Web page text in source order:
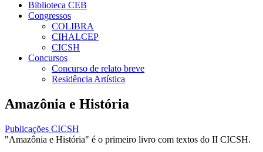
Biblioteca CEB
Congressos
COLIBRA
CIHALCEP
CICSH
Concursos
Concurso de relato breve
Residência Artística
Amazônia e História
Publicações CICSH
"Amazônia e História" é o primeiro livro com textos do II CICSH.